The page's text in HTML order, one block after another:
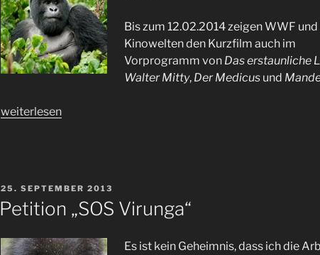
Bis zum 12.02.2014 zeigen WWF und
Kinowelten den Kurzfilm auch im
Vorprogramm von Das erstaunliche
Walter Mitty, Der Medicusund
„Virunga
weiterlesen
VERÖFFENTLICHT
AM
25. SEPTEMBER 2013
Petition „SOS Virunga“
Es ist kein Geheimnis, dass ich die